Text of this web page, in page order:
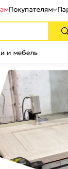
Покупателям
и мебель